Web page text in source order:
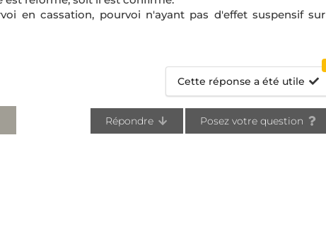
en cassation, pourvoi n'ayant pas d'effet suspensif sur
Cette réponse a été utile
Répondre Posez votre question